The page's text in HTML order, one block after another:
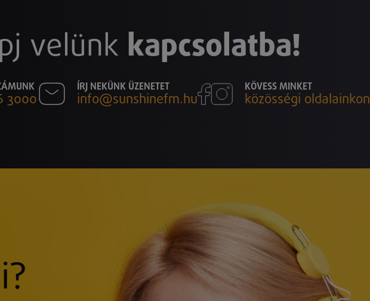
velünk kapcsolatba!
3000
ÍRJ NEKÜNK ÜZENETET
info@sunshinefm.hu
KÖVESS MINKET
közösségi oldalainkon